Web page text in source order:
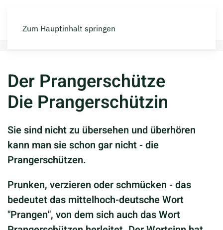
Zum Hauptinhalt springen
Der Prangerschütze
Die Prangerschützin
Sie sind nicht zu übersehen und überhören
kann man sie schon gar nicht - die
Prangerschützen.
Prunken, verzieren oder schmücken - das
bedeutet das mittelhoch-deutsche Wort
"Prangen", von dem sich auch das Wort